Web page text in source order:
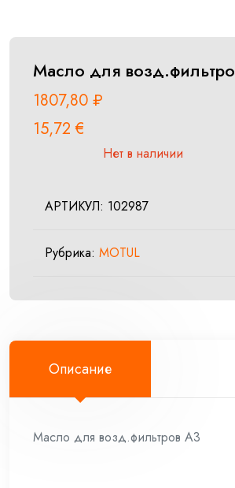
Масло для
1807,80 ₽
15,72€
Нет в наличии
АРТИКУЛ: 102987
Рубрика: MOTUL
Описание
Масло для возд.фильтров А3